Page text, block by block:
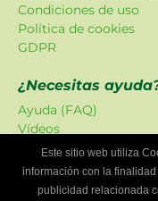
Condiciones de uso
Política de cookies
GDPR
¿Necesitas
Ayuda (FAQ)
Vídeos
Atención al cliente
Oferta
Este sitio web utiliza
información con la
publicidad relacionada